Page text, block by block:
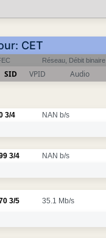
CET
Réseau, Débit binaire
SID VPID Audio
3/4 NAN b/s
3/4 NAN b/s
3/5 35.1 Mb/s